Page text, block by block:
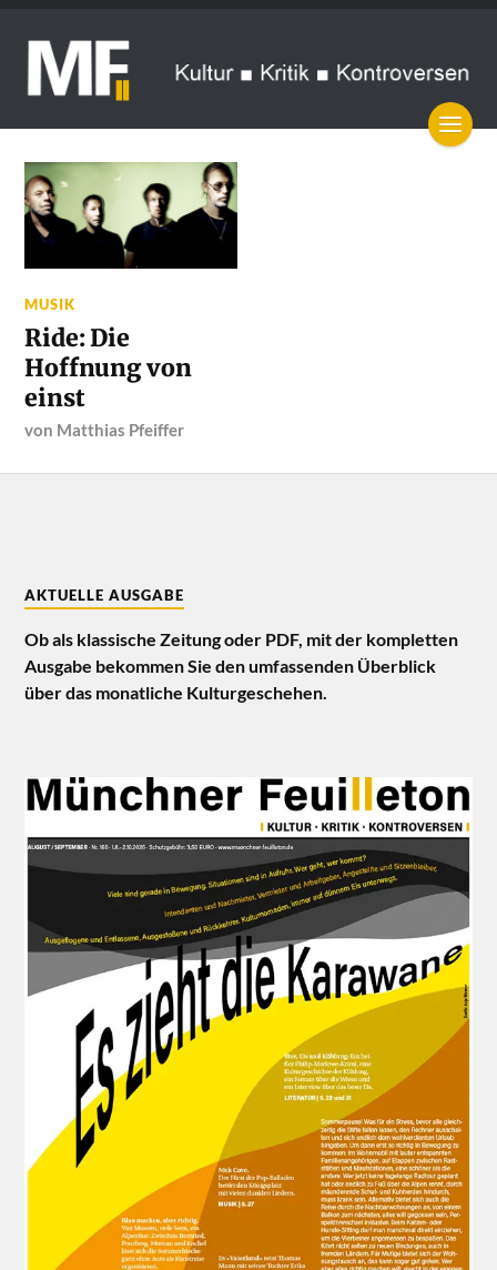
MUSIK
Ride: Die
Hoffnung von
einst
von Matthias Pfeiffer
AKTUELLE AUSGABE
Ob als klassische Zeitung oder PDF, mit der kompletten
Ausgabe bekommen Sie den umfassenden Überblick
über das monatliche Kulturgeschehen.